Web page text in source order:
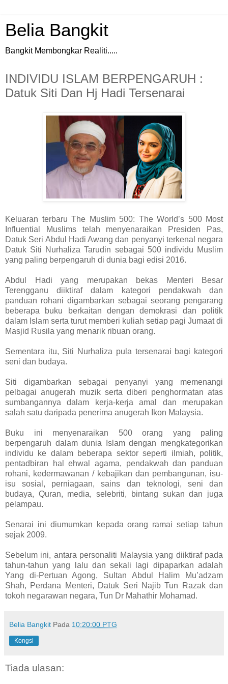
Belia Bangkit
Bangkit Membongkar Realiti.....
INDIVIDU ISLAM BERPENGARUH :
Datuk Siti Dan Hj Hadi Tersenarai
Keluaran terbaru The Muslim 500: The World’s 500 Most
Influential Muslims telah menyenaraikan Presiden Pas,
Datuk Seri Abdul Hadi Awang dan penyanyi terkenal negara
Datuk Siti Nurhaliza Tarudin sebagai 500 individu Muslim
yang paling berpengaruh di dunia bagi edisi 2016.
Abdul Hadi yang merupakan bekas Menteri Besar
Terengganu diiktiraf dalam kategori pendakwah dan
panduan rohani digambarkan sebagai seorang pengarang
beberapa buku berkaitan dengan demokrasi dan politik
dalam Islam serta turut memberi kuliah setiap pagi Jumaat di
Masjid Rusila yang menarik ribuan orang.
Sementara itu, Siti Nurhaliza pula tersenarai bagi kategori
seni dan budaya.
Siti digambarkan sebagai penyanyi yang memenangi
pelbagai anugerah muzik serta diberi penghormatan atas
sumbangannya dalam kerja-kerja amal dan merupakan
salah satu daripada penerima anugerah Ikon Malaysia.
Buku ini menyenaraikan 500 orang yang paling
berpengaruh dalam dunia Islam dengan mengkategorikan
individu ke dalam beberapa sektor seperti ilmiah, politik,
pentadbiran hal ehwal agama, pendakwah dan panduan
rohani, kedermawanan / kebajikan dan pembangunan, isu-
isu sosial, perniagaan, sains dan teknologi, seni dan
budaya, Quran, media, selebriti, bintang sukan dan juga
pelampau.
Senarai ini diumumkan kepada orang ramai setiap tahun
sejak 2009.
Sebelum ini, antara personaliti Malaysia yang diiktiraf pada
tahun-tahun yang lalu dan sekali lagi dipaparkan adalah
Yang di-Pertuan Agong, Sultan Abdul Halim Mu’adzam
Shah, Perdana Menteri, Datuk Seri Najib Tun Razak dan
tokoh negarawan negara, Tun Dr Mahathir Mohamad.
Belia Bangkit Pada 10:20:00 PTG
Kongsi
Tiada ulasan: